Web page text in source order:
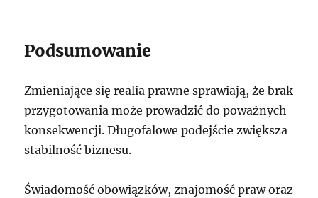
Podsumowanie
Zmieniające się realia prawne sprawiają, że brak
przygotowania może prowadzić do poważnych
konsekwencji. Długofalowe podejście zwiększa
stabilność biznesu.
Świadomość obowiązków, znajomość praw oraz